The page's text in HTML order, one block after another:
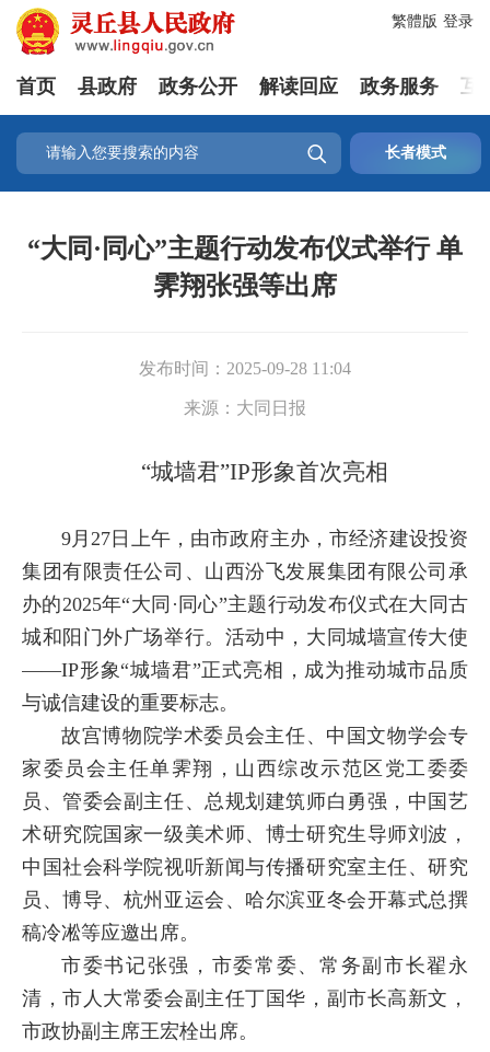
登录
繁體版
首页 县政府 政务公开 解读回应 政务服务 互
 长者模式
“大同·同心”主题行动发布仪式举行 单
霁翔张强等出席
发布时间： 2025-09-28 11:04
来源： 大同日报
“城墙君”IP形象首次亮相
9月27日上午，由市政府主办，市经济建设投资
集团有限责任公司、山西汾飞发展集团有限公司承
办的2025年“大同·同心”主题行动发布仪式在大同古
城和阳门外广场举行。活动中，大同城墙宣传大使
——IP形象“城墙君”正式亮相，成为推动城市品质
与诚信建设的重要标志。
故宫博物院学术委员会主任、中国文物学会专
家委员会主任单霁翔，山西综改示范区党工委委
员、管委会副主任、总规划建筑师白勇强，中国艺
术研究院国家一级美术师、博士研究生导师刘波，
中国社会科学院视听新闻与传播研究室主任、研究
员、博导、杭州亚运会、哈尔滨亚冬会开幕式总撰
稿冷凇等应邀出席。
市委书记张强，市委常委、常务副市长翟永
清，市人大常委会副主任丁国华，副市长高新文，
市政协副主席王宏栓出席。